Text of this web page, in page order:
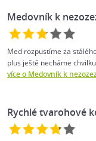
Medovník k
Med rozpustíme za
plus ještě necháme
více o Medovník k
Rychlé tvarohové